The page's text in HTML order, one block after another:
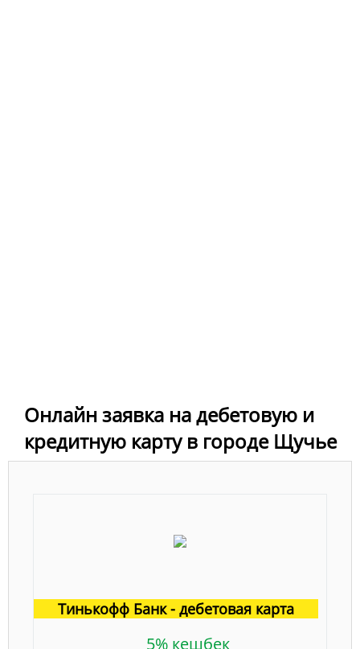
Онлайн заявка на дебетовую и
кредитную карту в городе Щучье
Тинькофф Банк - дебетовая карта
5% кешбек